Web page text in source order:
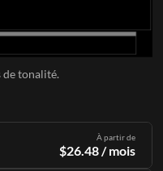
À partir de
$26.48/ mois
de tonalité.